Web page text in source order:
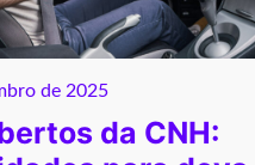
de 2025
da CNH: